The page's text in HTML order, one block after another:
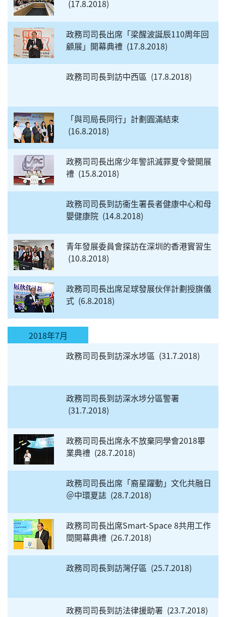
17.8.2018
政務司司長出席「梁醒波誕辰110周年回
顧展」開幕典禮 17.8.2018
政務司司長到訪中西區 17.8.2018
「與司局長同行」計劃圓滿結束
16.8.2018
政務司司長出席少年警訊滅罪夏令營開展
禮 15.8.2018
政務司司長到訪衞生署長者健康中心和母
嬰健康院 14.8.2018
青年發展委員會探訪在深圳的香港實習生
10.8.2018
政務司司長出席足球發展伙伴計劃授旗儀
式 6.8.2018
2018年7月
政務司司長到訪深水埗區 31.7.2018
政務司司長到訪深水埗分區警署
31.7.2018
政務司司長出席永不放棄同學會2018畢
業典禮 28.7.2018
政務司司長出席「裔星躍動」文化共融日
＠中環夏誌 28.7.2018
政務司司長出席Smart-Space 8共用工作
間開幕典禮 26.7.2018
政務司司長到訪灣仔區 25.7.2018
政務司司長到訪法律援助署 23.7.2018